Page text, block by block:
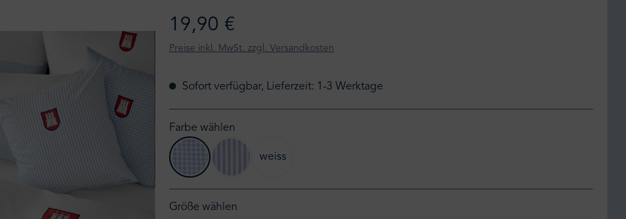
19,90 €
Preise inkl. MwSt. zzgl. Versandkosten
Sofort verfügbar, Lieferzeit: 1-3 Werktage
Farbe wählen
hellblau/weiß kariert
weiss
Größe wählen